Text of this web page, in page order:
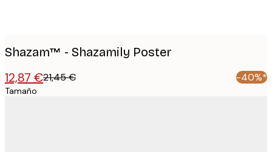
Shazam™ - Shazamily Poster
12,87 €21,45 € -40%*
Tamaño